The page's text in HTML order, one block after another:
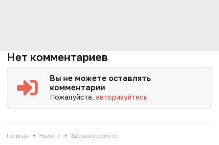
Нет комментариев
Вы не можете оставлять
комментарии
Пожалуйста,авторизуйтесь
Главная • Новости • Здравоохранение